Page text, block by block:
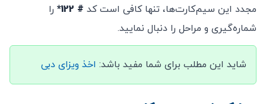
مجدد این سیم‌کارت‌ها، تنها کافی است کد # 122*
را
شماره‌گیری و مراحل را دنبال نمایید.
شاید این مطلب برای شما مفید باشد: اخذ ویزای دبی